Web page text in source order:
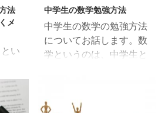
そ
以
ら
読
教
書くことは出来ません。
勉強ですので苦労はして
いただきます（笑） もく
じ1 単純な暗記は鮮度が
の宝庫2.1 歴史ドラマで
法
メ
い
単
な
果
中学生の数学勉強方法
中学生の数学の勉強方法
についてお話します。数
学というのは、中学生と